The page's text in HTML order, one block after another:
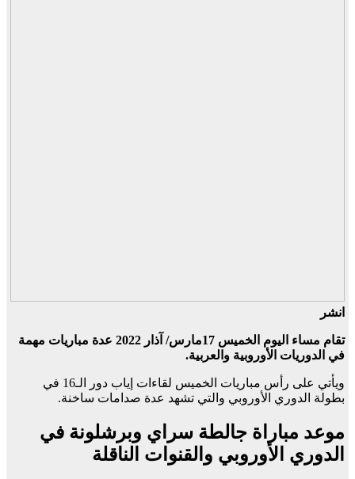
انشر
تقام مساء اليوم الخميس 17مارس/ آذار 2022 عدة مباريات مهمة
في الدوريات الأوروبية والعربية.
ويأتي على رأس مباريات الخميس لقاءات إياب دور الـ16 في
بطولة الدوري الأوروبي والتي تشهد عدة صدامات ساخنة.
موعد مباراة جالطة سراي وبرشلونة في
الدوري الأوروبي والقنوات الناقلة